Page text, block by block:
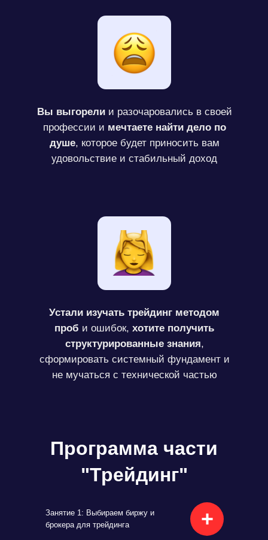
Вы выгорелии разочаровались в своей
профессии и мечтаете найти дело по
душе, которое будет приносить вам
удовольствие и стабильный доход
Устали изучать трейдинг методом
проб и ошибок, хотите получить
структурированные знания,
сформировать системный фундамент и
не мучаться с технической частью
Программа части
"Трейдинг"
Занятие 1: Выбираем биржу и
брокера для трейдинга
+